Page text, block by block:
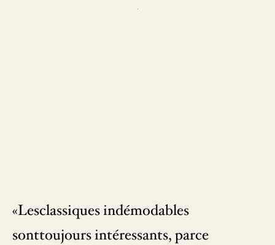
«Lesclassiques indémodables
sonttoujours intéressants, parce